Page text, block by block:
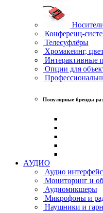
Конференц-
Телесуфлёры
Хромакеинг,
Интерактивные
Опции для
Популярные бренды
АУДИО
Аудио
Мониторинг и
Аудиомикшеры
Микрофоны и
Наушники и